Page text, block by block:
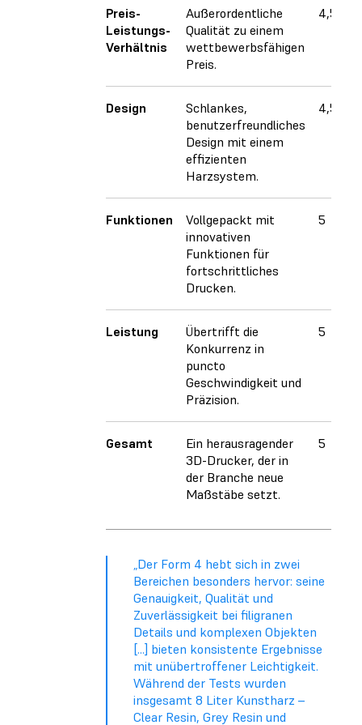
Preis-
Leistungs-
Verhältnis
Außerordentliche
Qualität zu einem
wettbewerbsfähigen
Preis.
4,5
Design
Schlankes,
benutzerfreundliches
Design mit einem
effizienten
Harzsystem.
4,5
Funktionen
Vollgepackt mit
innovativen
Funktionen für
fortschrittliches
Drucken.
5
Leistung
Übertrifft die
Konkurrenz in
puncto
Geschwindigkeit und
Präzision.
5
Gesamt
Ein herausragender
3D-Drucker, der in
der Branche neue
Maßstäbe setzt.
5
„Der Form 4 hebt sich in zwei
Bereichen besonders hervor: seine
Genauigkeit, Qualität und
Zuverlässigkeit bei filigranen
Details und komplexen Objekten
[...] bieten konsistente Ergebnisse
mit unübertroffener Leichtigkeit.
Während der Tests wurden
insgesamt 8 Liter Kunstharz –
Clear Resin, Grey Resin und